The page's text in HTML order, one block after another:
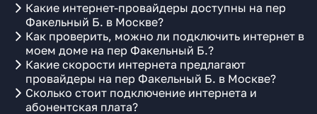
Какие интернет-провайдеры доступны на пер
Факельный Б. в Москве?
Как проверить, можно ли подключить интернет в
моем доме на пер Факельный Б.?
Какие скорости интернета предлагают
провайдеры на пер Факельный Б. в Москве?
Сколько стоит подключение интернета и
абонентская плата?